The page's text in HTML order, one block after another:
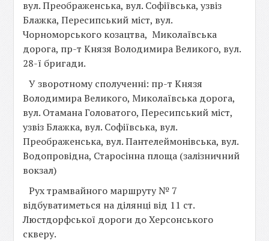
вул. Преображенська, вул. Софіївська, узвіз
Блажка, Пересипський міст, вул.
Чорноморського козацтва, Миколаївська
дорога, пр-т Князя Володимира Великого, вул.
28-ї бригади.
У зворотному сполученні: пр-т Князя
Володимира Великого, Миколаївська дорога,
вул. Отамана Головатого, Пересипський міст,
узвіз Блажка, вул. Софіївська, вул.
Преображенська, вул. Пантелеймонівська, вул.
Водопровідна, Старосінна площа (залізничний
вокзал)
Рух трамвайного маршруту № 7
відбуватиметься на ділянці від 11 ст.
Люстдорфської дороги до Херсонського
скверу.